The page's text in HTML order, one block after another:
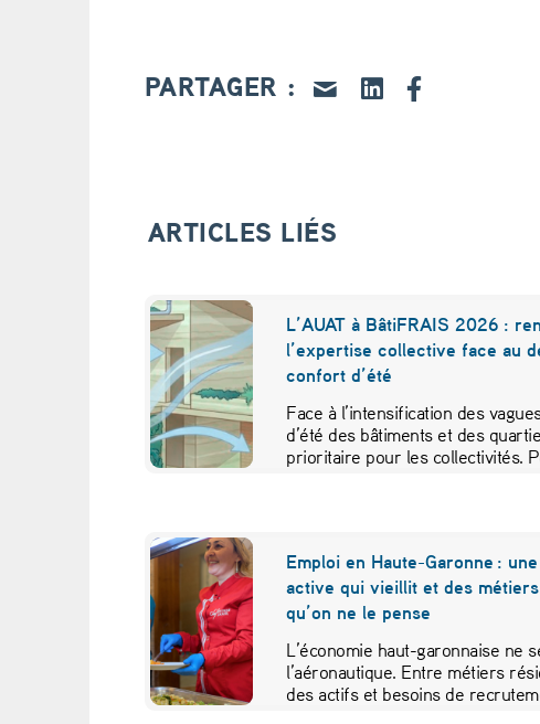
f
t
e
t
e
n
r
d
e
l
PARTAGER :
ARTICLES LIÉS
L’AUAT à BâtiFRAIS 2026 :
l’expertise collective face au
confort d’été
Face à l’intensification des
d’été des bâtiments et des
prioritaire pour les collectivités.
Emploi en Haute-Garonne :
active qui vieillit et des
qu’on ne le pense
L’économie haut-garonnaise ne
l’aéronautique. Entre métiers
des actifs et besoins de